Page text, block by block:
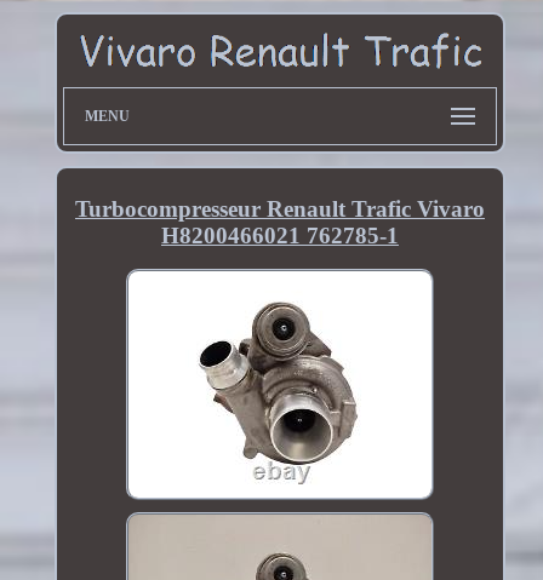
MENU
Turbocompresseur Renault Trafic Vivaro
H8200466021 762785-1